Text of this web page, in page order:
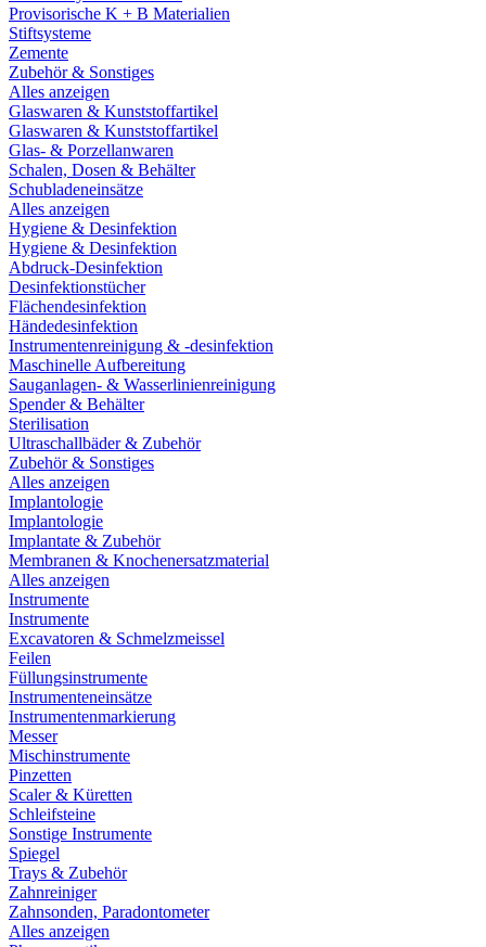
Provisorische K + B Materialien
Stiftsysteme
Zemente
Zubehör & Sonstiges
Alles anzeigen
Glaswaren & Kunststoffartikel
Glaswaren & Kunststoffartikel
Glas- & Porzellanwaren
Schalen, Dosen & Behälter
Schubladeneinsätze
Alles anzeigen
Hygiene & Desinfektion
Hygiene & Desinfektion
Abdruck-Desinfektion
Desinfektionstücher
Flächendesinfektion
Händedesinfektion
Instrumentenreinigung & -desinfektion
Maschinelle Aufbereitung
Sauganlagen- & Wasserlinienreinigung
Spender & Behälter
Sterilisation
Ultraschallbäder & Zubehör
Zubehör & Sonstiges
Alles anzeigen
Implantologie
Implantologie
Implantate & Zubehör
Membranen & Knochenersatzmaterial
Alles anzeigen
Instrumente
Instrumente
Excavatoren & Schmelzmeissel
Feilen
Füllungsinstrumente
Instrumenteneinsätze
Instrumentenmarkierung
Messer
Mischinstrumente
Pinzetten
Scaler & Küretten
Schleifsteine
Sonstige Instrumente
Spiegel
Trays & Zubehör
Zahnreiniger
Zahnsonden, Paradontometer
Alles anzeigen